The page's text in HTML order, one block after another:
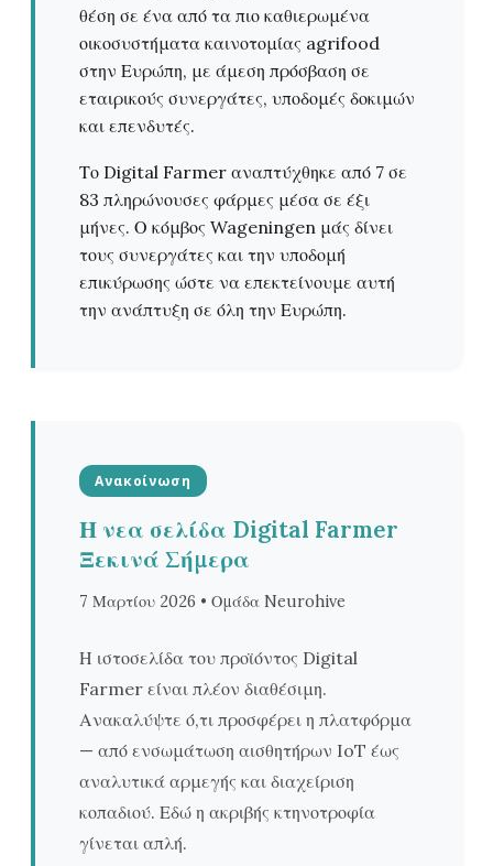
θέση σε ένα από τα πιο καθιερωμένα
οικοσυστήματα καινοτομίας agrifood
στην Ευρώπη, με άμεση πρόσβαση σε
εταιρικούς συνεργάτες, υποδομές δοκιμών
και επενδυτές.
Το Digital Farmer αναπτύχθηκε από 7 σε
83 πληρώνουσες φάρμες μέσα σε έξι
μήνες. Ο κόμβος Wageningen μάς δίνει
τους συνεργάτες και την υποδομή
επικύρωσης ώστε να επεκτείνουμε αυτή
την ανάπτυξη σε όλη την Ευρώπη.
Ανακοίνωση
Η νεα σελίδα Digital Farmer
Ξεκινά Σήμερα
7 Μαρτίου 2026 • Ομάδα Neurohive
Η ιστοσελίδα του προϊόντος Digital
Farmer είναι πλέον διαθέσιμη.
Ανακαλύψτε ό,τι προσφέρει η πλατφόρμα
— από ενσωμάτωση αισθητήρων IoT έως
αναλυτικά αρμεγής και διαχείριση
κοπαδιού. Εδώ η ακριβής κτηνοτροφία
γίνεται απλή.